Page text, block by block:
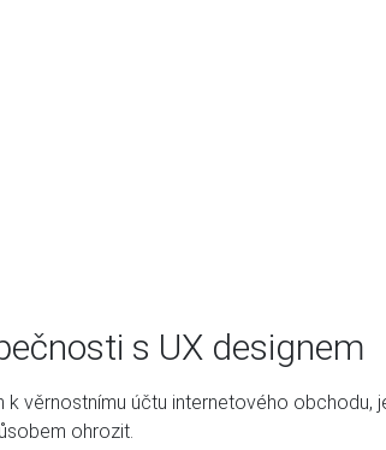
s UX designem
věrnostnímu účtu internetového
ohrozit.